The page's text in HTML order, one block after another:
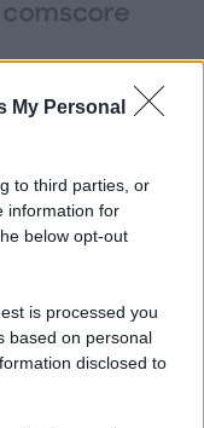
My Personal
to third parties, or
information for
below opt-out
is processed you
based on personal
disclosed to
- Testata
N. 8/2020 - RG N.
ALL’ANSO
ONLINE)